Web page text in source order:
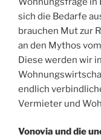
sich die Bedarfe
brauchen Mut zur
an den Mythos
Diese werden wir
endlich
Vermieter und
Vonovia und die